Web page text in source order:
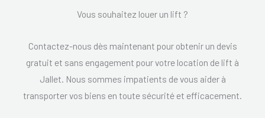
Vous souhaitez louer un lift ?
Contactez-nous dès maintenant pour obtenir un devis
gratuit et sans engagement pour votre location de lift à
Jallet. Nous sommes impatients de vous aider à
transporter vos biens en toute sécurité et efficacement.